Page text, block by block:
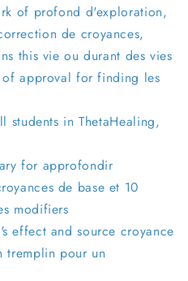
of profond d'exploration,
de croyances,
this vie ou durant des vies
of approval for finding les
students in ThetaHealing,
for approfondir
de base et 10
modifiers
effect and source croyance
tremplin pour un